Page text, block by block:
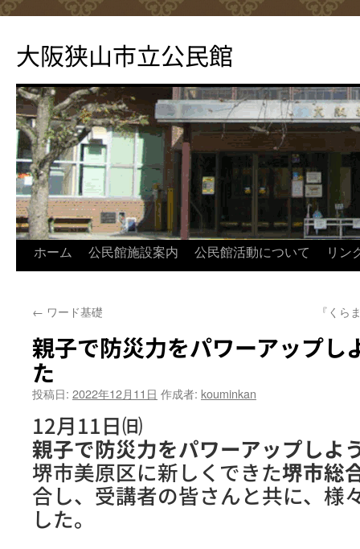
テ
ン
へ
ス
キ
ッ
プ
大阪狭山市立公民館
ホーム 公民館施設案内 公民館活動について リン
← ワード基礎 『くら
親子で防災力をパワーアップ
た
投稿日: 2022年12月11日 作成者: kouminkan
12月11日㈰
親子で防災力をパワーアップしよ
堺市美原区に新しくできた堺市総
合し、受講者の皆さんと共に、様
した。